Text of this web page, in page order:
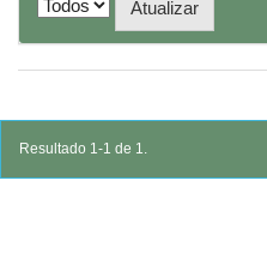
Resultado 1-1 de 1.